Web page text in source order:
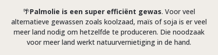
🌴Palmolie is een super efficiënt gewas. Voor veel
alternatieve gewassen zoals koolzaad, maïs of soja is er veel
meer land nodig om hetzelfde te produceren. Die noodzaak
voor meer land werkt natuurvernietiging in de hand.